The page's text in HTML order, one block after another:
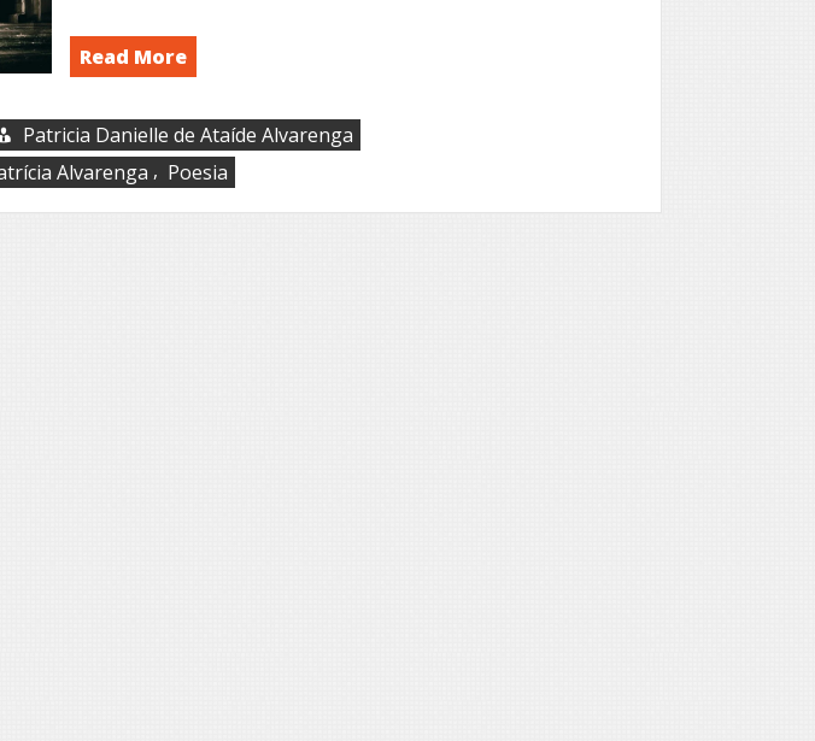
Read More
Patricia Danielle de Ataíde Alvarenga
Alvarenga , Poesia